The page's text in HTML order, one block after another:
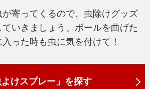
寄ってくるので、虫除けグッズ
いきましょう。ボールを曲げた
った時も虫に気を付けて！
よけスプレー」を探す